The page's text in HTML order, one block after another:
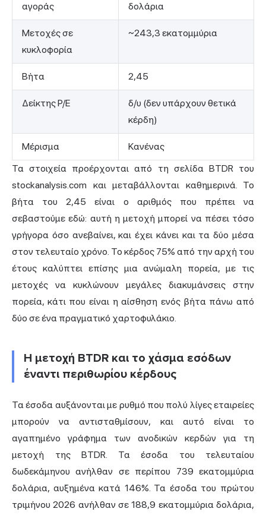
αγοράς
δολάρια
Μετοχές σε
κυκλοφορία
~243,3 εκατομμύρια
Βήτα 2,45
Δείκτης P/E
δ/υ (δεν υπάρχουν θετικά
κέρδη)
Μέρισμα
Κανένας
Τα στοιχεία προέρχονται από τη σελίδα BTDR του
stockanalysis.com και μεταβάλλονται καθημερινά. Το
βήτα του 2,45 είναι ο αριθμός που πρέπει να
σεβαστούμε εδώ: αυτή η μετοχή μπορεί να πέσει τόσο
γρήγορα όσο ανεβαίνει, και έχει κάνει και τα δύο μέσα
στον τελευταίο χρόνο. Το κέρδος 75% από την αρχή του
έτους καλύπτει επίσης μια ανώμαλη πορεία, με τις
μετοχές να κυκλώνουν μεγάλες διακυμάνσεις στην
πορεία, κάτι που είναι η αίσθηση ενός βήτα πάνω από
δύο σε ένα πραγματικό χαρτοφυλάκιο.
Η μετοχή BTDR και το χάσμα εσόδων
έναντι περιθωρίου κέρδους
Τα έσοδα αυξάνονται με ρυθμό που πολύ λίγες εταιρείες
μπορούν να αντισταθμίσουν, και αυτό είναι το
αγαπημένο γράφημα των ανοδικών κερδών για τη
μετοχή της BTDR. Τα έσοδα του τελευταίου
δωδεκάμηνου ανήλθαν σε περίπου 739 εκατομμύρια
δολάρια, αυξημένα κατά 146%. Τα έσοδα του πρώτου
τριμήνου 2026 ανήλθαν σε 188,9 εκατομμύρια δολάρια,